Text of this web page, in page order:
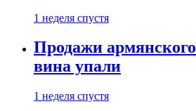
1 неделя спустя
Продажи
вина упали
1 неделя спустя